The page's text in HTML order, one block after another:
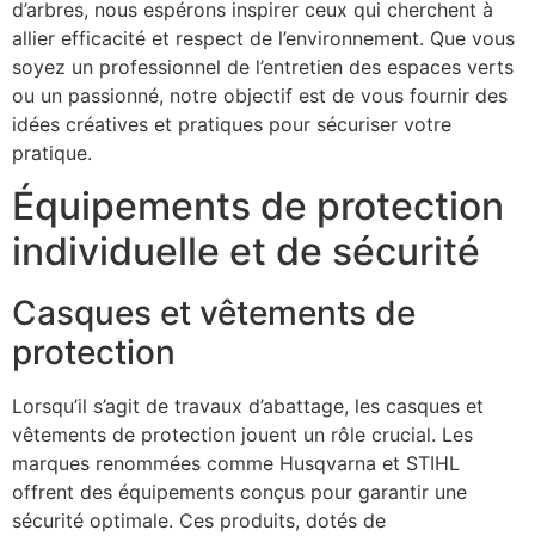
d’arbres, nous espérons inspirer ceux qui cherchent à
allier efficacité et respect de l’environnement. Que vous
soyez un professionnel de l’entretien des espaces verts
ou un passionné, notre objectif est de vous fournir des
idées créatives et pratiques pour sécuriser votre
pratique.
Équipements de protection
individuelle et de sécurité
Casques et vêtements de
protection
Lorsqu’il s’agit de travaux d’abattage, les casques et
vêtements de protection jouent un rôle crucial. Les
marques renommées comme Husqvarna et STIHL
offrent des équipements conçus pour garantir une
sécurité optimale. Ces produits, dotés de